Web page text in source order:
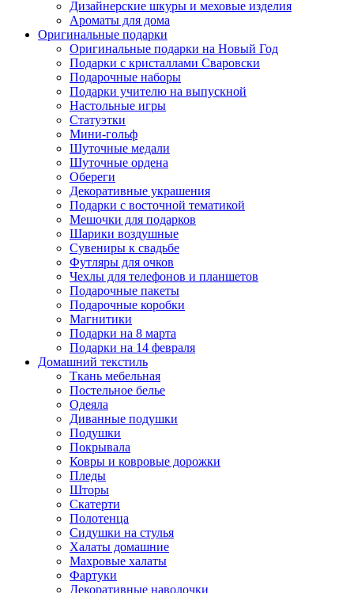
Дизайнерские шкуры и меховые изделия
Ароматы для дома
Оригинальные подарки
Оригинальные подарки на Новый Год
Подарки с кристаллами Сваровски
Подарочные наборы
Подарки учителю на выпускной
Настольные игры
Статуэтки
Мини-гольф
Шуточные медали
Шуточные ордена
Обереги
Декоративные украшения
Подарки с восточной тематикой
Мешочки для подарков
Шарики воздушные
Сувениры к свадьбе
Футляры для очков
Чехлы для телефонов и планшетов
Подарочные пакеты
Подарочные коробки
Магнитики
Подарки на 8 марта
Подарки на 14 февраля
Домашний текстиль
Ткань мебельная
Постельное белье
Одеяла
Диванные подушки
Подушки
Покрывала
Ковры и ковровые дорожки
Пледы
Шторы
Скатерти
Полотенца
Сидушки на стулья
Халаты домашние
Махровые халаты
Фартуки
Декоративные наволочки